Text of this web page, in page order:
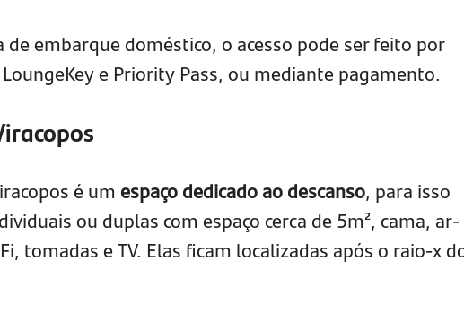
de embarque doméstico, o acesso pode ser feito por
e Priority Pass, ou mediante pagamento.
é umespaço dedicado ao descanso, para isso
ou duplas com espaço cerca de 5m², cama, ar-
tomadas e TV. Elas ficam localizadas após o raio-x